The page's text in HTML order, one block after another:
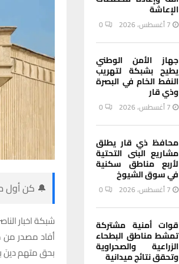
🔔 كن أول
شبكة اخبار
أفاد مصدر من
بحق متهم دينَ
الإعاشة
7 أغسطس، 2026 0
جهاز الأمن الوطني
يطيح بشبكة لتهريب
النفط الخام في البصرة
وذي قار
7 أغسطس، 2026 0
محافظ ذي قار يطلق
مشاريع البنى التحتية
لأربع مناطق سكنية
في سوق الشيوخ
7 أغسطس، 2026 0
قوات أمنية مشتركة
تمشط مناطق البطحاء
الزراعية والصحراوية
وتحقق نتائج ميدانية